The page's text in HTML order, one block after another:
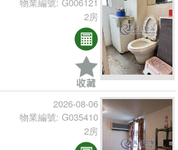
2房
2026-08-06
物業編號: G035410
2房